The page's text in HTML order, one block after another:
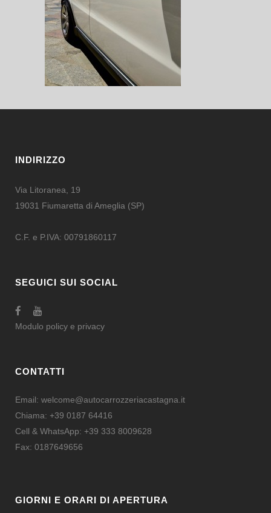
INDIRIZZO
Via Litoranea, 19
19031 Fiumaretta di Ameglia (SP)
C.F. e P.IVA: 00791860117
SEGUICI SUI SOCIAL
Modulo policy e privacy
CONTATTI
Email: welcome@autocarrozzeriacastagna.it
Chiama: +39 0187 64416
Cell & WhatsApp: +39 333 8009628
Fax: 0187649656
GIORNI E ORARI DI APERTURA